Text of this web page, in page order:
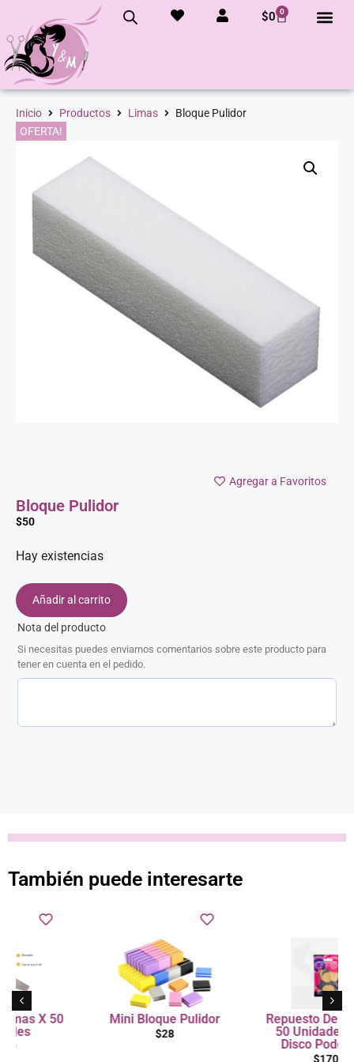
$0 0
Inicio Productos Limas
Bloque Pulidor
OFERTA!
Agregar a Favoritos
Bloque Pulidor
$50
Hay existencias
Añadir al carrito
Nota del producto
Si necesitas puedes enviarnos comentarios sobre este producto para
tener en cuenta en el pedido.
También puede interesarte
Mini Bloque Pulidor
Repuesto De Limas X
50 Unidades Para
Disco Podología